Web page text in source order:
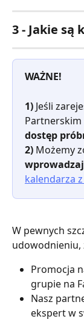
3 - Jakie są
WAŻNE!
1) Jeśli
Partnerskim
dostęp
2) Możemy
kalendarza
W pewnych
udowodnieniu,
Promocja
grupie na
Nasz
ekspert w